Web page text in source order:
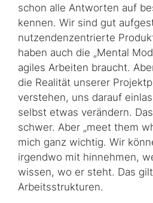
schon alle Antworten auf
kennen. Wir sind gut
nutzendenzentrierte
haben auch die „Mental
agiles Arbeiten braucht.
die Realität unserer
verstehen, uns darauf
selbst etwas verändern.
schwer. Aber „meet them
mich ganz wichtig. Wir
irgendwo mit hinnehmen,
wissen, wo er steht. Das
Arbeitsstrukturen.